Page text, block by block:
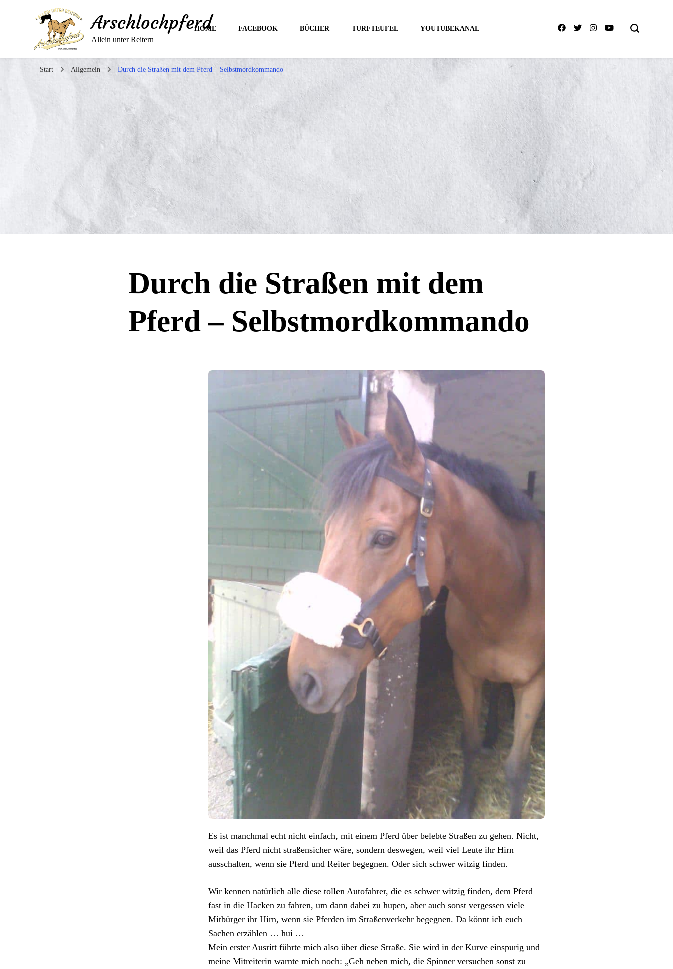
Arschlochpferd
Allein unter Reitern
HOME FACEBOOK BÜCHER TURFTEUFEL YOUTUBEKANAL
Start Allgemein Durch die Straßen mit dem Pferd – Selbstmordkommando
Durch die Straßen mit dem
Pferd – Selbstmordkommando
Es ist manchmal echt nicht einfach, mit einem Pferd über belebte Straßen zu gehen. Nicht,
weil das Pferd nicht straßensicher wäre, sondern deswegen, weil viel Leute ihr Hirn
ausschalten, wenn sie Pferd und Reiter begegnen. Oder sich schwer witzig finden.
Wir kennen natürlich alle diese tollen Autofahrer, die es schwer witzig finden, dem Pferd
fast in die Hacken zu fahren, um dann dabei zu hupen, aber auch sonst vergessen viele
Mitbürger ihr Hirn, wenn sie Pferden im Straßenverkehr begegnen. Da könnt ich euch
Sachen erzählen … hui …
Mein erster Ausritt führte mich also über diese Straße. Sie wird in der Kurve einspurig und
meine Mitreiterin warnte mich noch: „Geh neben mich, die Spinner versuchen sonst zu